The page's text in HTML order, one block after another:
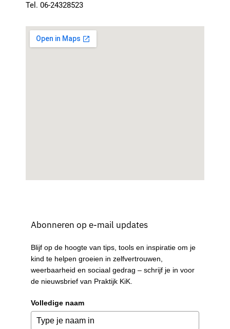
Tel. 06-24328523
Abonneren op e-mail updates
Blijf op de hoogte van tips, tools en inspiratie om je
kind te helpen groeien in zelfvertrouwen,
weerbaarheid en sociaal gedrag – schrijf je in voor
de nieuwsbrief van Praktijk KiK.
Volledige naam